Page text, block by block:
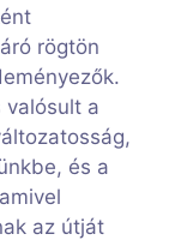
rögtön
valósult a
és a
az útját